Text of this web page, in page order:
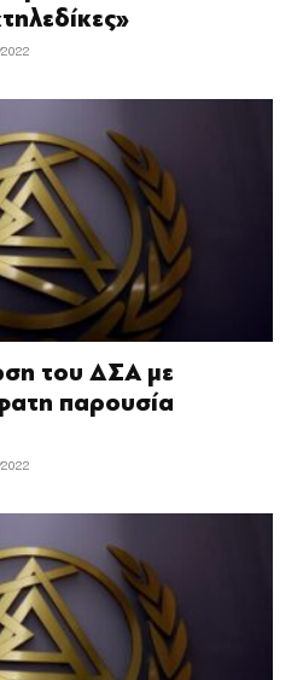
του ΔΣΑ με
παρουσία